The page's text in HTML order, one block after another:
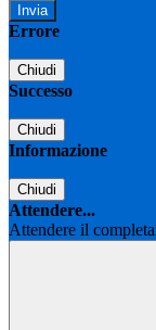
Errore
Chiudi
Successo
Chiudi
Informazione
Chiudi
Attendere...
Attendere il